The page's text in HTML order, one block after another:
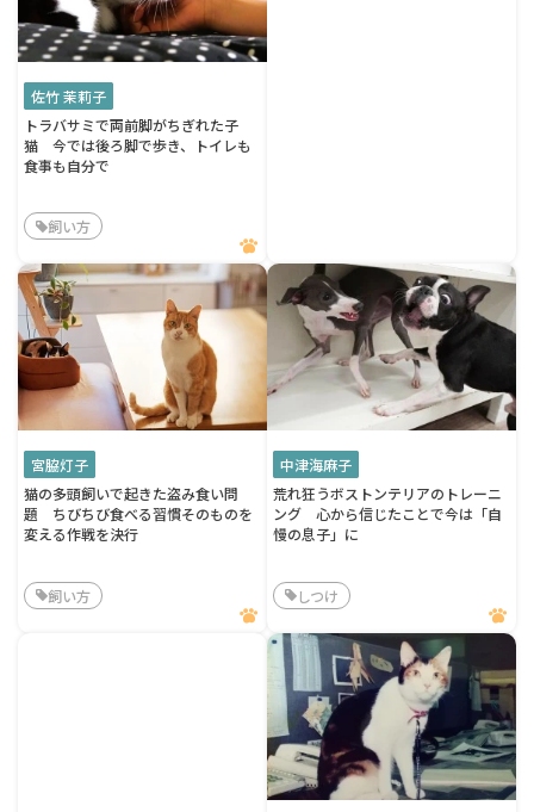
佐竹 茉莉子
トラバサミで両前脚がちぎれた子
猫 今では後ろ脚で歩き、トイレも
食事も自分で
飼い方
宮脇灯子
猫の多頭飼いで起きた盗み食い問
題 ちびちび食べる習慣そのものを
変える作戦を決行
飼い方
中津海麻子
荒れ狂うボストンテリアのトレーニ
ング 心から信じたことで今は「自
慢の息子」に
しつけ